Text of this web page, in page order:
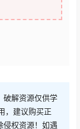
破解资源仅供学
，建议购买正
侵权资源！如遇